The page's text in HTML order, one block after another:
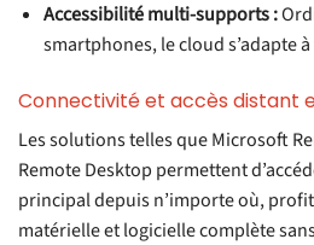
Accessibilité multi-supports :
smartphones, le cloud s’adapte
Connectivité et accès distant
Les solutions telles que Microsoft
Remote Desktop permettent
principal depuis n’importe où,
matérielle et logicielle complète